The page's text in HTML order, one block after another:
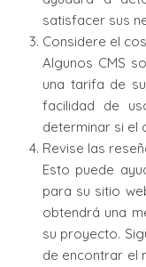
satisfacer sus
Considere el
Algunos CMS
una tarifa de
facilidad de
determinar si el
Revise las
Esto puede
para su sitio
obtendrá una
su proyecto.
de encontrar el